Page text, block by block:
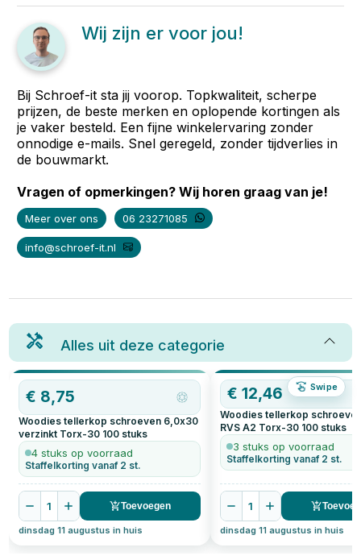
Wij zijn er voor jou!
Bij Schroef-it sta jij voorop. Topkwaliteit, scherpe
prijzen, de beste merken en oplopende kortingen als
je vaker besteld. Een fijne winkelervaring zonder
onnodige e-mails. Snel geregeld, zonder tijdverlies in
de bouwmarkt.
Vragen of opmerkingen? Wij horen graag van je!
Meer over ons 06 23271085
info@schroef-it.nl
Alles uit deze categorie
Swipe
€ 8,75
Woodies tellerkop schroeven 6,0x30
verzinkt Torx-30 100 stuks
4 stuks op voorraad
Staffelkorting vanaf 2 st.
1 Toevoegen
dinsdag 11 augustus in huis
€12,46
Woodies tellerkop
RVS A2 Torx-30 100 stuks
3 stuks op voorraad
Staffelkorting vanaf 2 st.
1
dinsdag 11 augustus in huis